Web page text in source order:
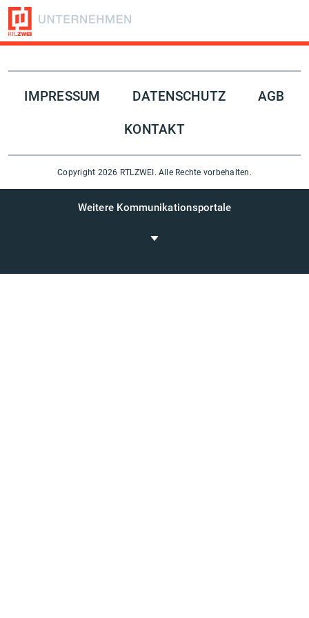
IMPRESSUM DATENSCHUTZ AGB
KONTAKT
Folge uns auf
Copyright 2026 RTLZWEI. Alle Rechte vorbehalten.
Weitere Kommunikationsportale